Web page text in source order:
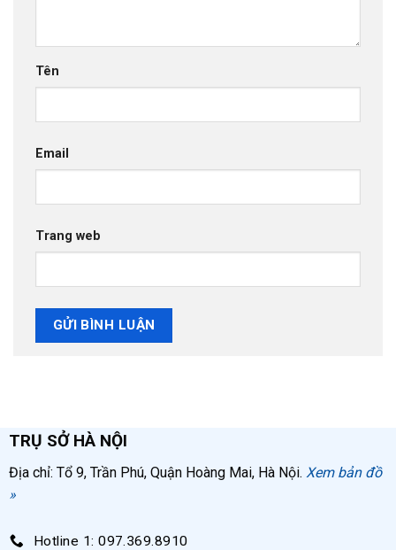
Tên
Email
Trang web
TRỤ SỞ HÀ NỘI
Địa chỉ: Tổ 9, Trần Phú, Quận Hoàng Mai, Hà Nội. Xem bản đồ
»
Hotline 1: 097.369.8910